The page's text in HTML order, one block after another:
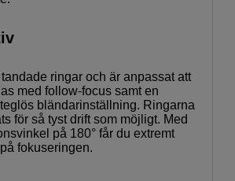
ringar och är anpassat att
med follow-focus samt en
bländarinställning. Ringarna
för så tyst drift som möjligt. Med
på 180° får du extremt
fokuseringen.